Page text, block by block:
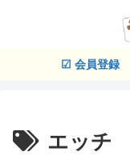
☑ 会員登録
エッチ